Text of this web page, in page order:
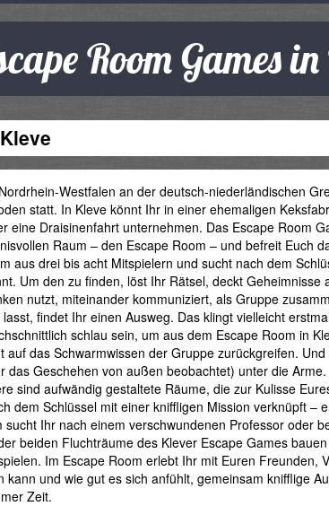
Room Games
Westfalen an der deutsch-niederländischen
statt. In Kleve könnt Ihr in einer ehemaligen
eine Draisinenfahrt unternehmen. Das Escape Room
Raum – den Escape Room – und befreit Euch
aus drei bis acht Mitspielern und sucht nach dem
Um den zu finden, löst Ihr Rätsel, deckt
nutzt, miteinander kommuniziert, als Gruppe
findet Ihr einen Ausweg. Das klingt vielleicht
schlau sein, um aus dem Escape Room in
auf das Schwarmwissen der Gruppe zurückgreifen.
das Geschehen von außen beobachtet) unter die
sind aufwändig gestaltete Räume, die zur Kulisse
dem Schlüssel mit einer kniffligen Mission verknüpft –
sucht Ihr nach einem verschwundenen Professor oder
beiden Fluchträume des Klever Escape Games
Im Escape Room erlebt Ihr mit Euren Freunden,
kann und wie gut es sich anfühlt, gemeinsam knifflige
Zeit.